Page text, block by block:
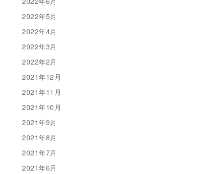
2022年5月
2022年4月
2022年3月
2022年2月
2021年12月
2021年11月
2021年10月
2021年9月
2021年8月
2021年7月
2021年6月